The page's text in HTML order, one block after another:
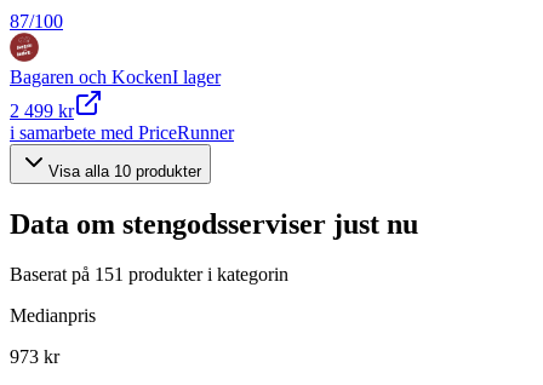
87/100
Bagaren och KockenI lager
2 499 kr
i samarbete med PriceRunner
Visa alla 10 produkter
Data om stengodsserviser just nu
Baserat på 151 produkter i kategorin
Medianpris
973 kr